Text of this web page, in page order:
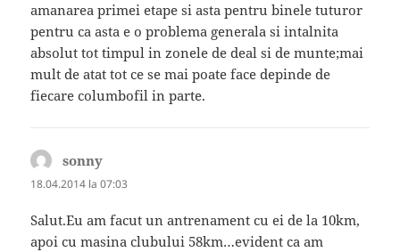
amanarea primei etape si asta pentru binele tuturor
pentru ca asta e o problema generala si intalnita
absolut tot timpul in zonele de deal si de munte;mai
mult de atat tot ce se mai poate face depinde de
fiecare columbofil in parte.
sonny
18.04.2014 la 07:03
Salut.Eu am facut un antrenament cu ei de la 10km,
apoi cu masina clubului 58km…evident ca am